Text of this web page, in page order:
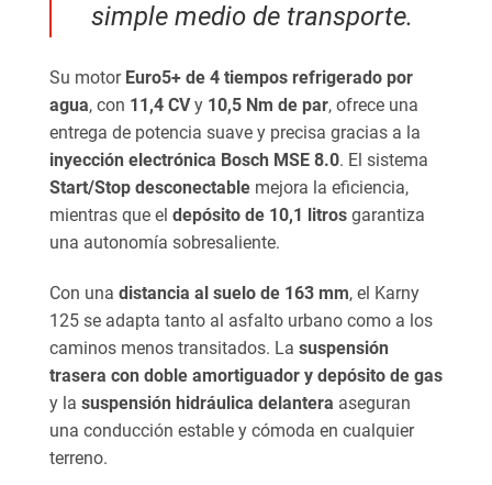
simple medio de transporte.
Su motor Euro5+ de 4 tiempos refrigerado por
agua, con 11,4 CVy 10,5 Nm de par, ofrece una
entrega de potencia suave y precisa gracias a la
inyección electrónica Bosch MSE 8.0. El sistema
Start/Stop desconectable mejora la eficiencia,
mientras que el depósito de 10,1 litros garantiza
una autonomía sobresaliente.
Con una distancia al suelo de 163 mm, el Karny
125 se adapta tanto al asfalto urbano como a los
caminos menos transitados. La suspensión
trasera con doble amortiguador y depósito de gas
y la suspensión hidráulica delantera aseguran
una conducción estable y cómoda en cualquier
terreno.